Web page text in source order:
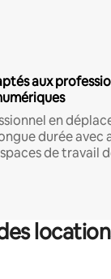
aux
en
durée avec
de travail